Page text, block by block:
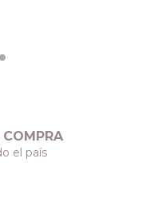
el país